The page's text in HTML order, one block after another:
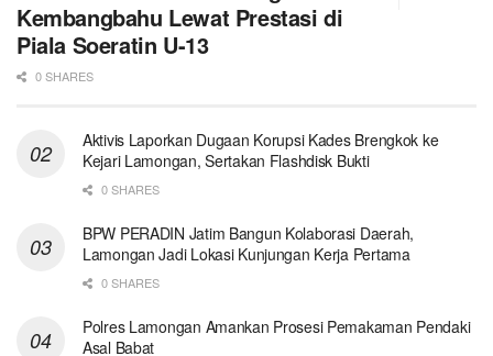
Kembangbahu Lewat Prestasi di
Piala Soeratin U-13
0 SHARES
Aktivis Laporkan Dugaan Korupsi Kades Brengkok ke
Kejari Lamongan, Sertakan Flashdisk Bukti
0 SHARES
BPW PERADIN Jatim Bangun Kolaborasi Daerah,
Lamongan Jadi Lokasi Kunjungan Kerja Pertama
0 SHARES
Polres Lamongan Amankan Prosesi Pemakaman Pendaki
Asal Babat